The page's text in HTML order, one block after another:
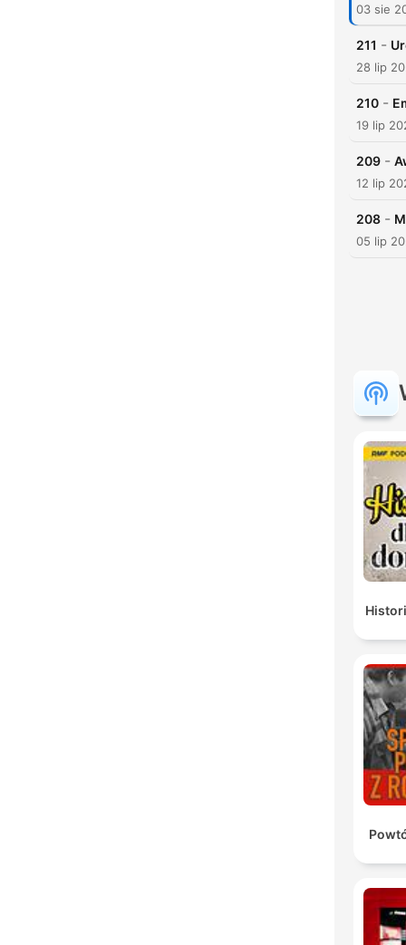
03 sie
211 -
28 lip
210 -
19 lip
209 -
12 lip
208 -
05 lip